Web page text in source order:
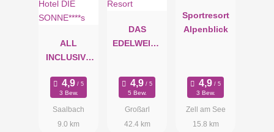
ALL
INCLUSIVE
SONNE****s
3 Bew.
Saalbach
9.0 km
DAS
EDELWEISS
Resort
5 Bew.
Großarl
42.4 km
Sportresort
Alpenblick
3 Bew.
Zell am See
15.8 km